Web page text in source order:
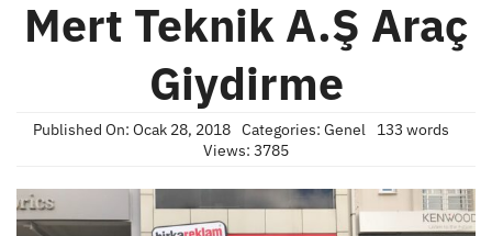
Mert Teknik A.Ş Araç
Giydirme
Published On: Ocak 28, 2018 Categories: Genel
133 words
Views: 3785